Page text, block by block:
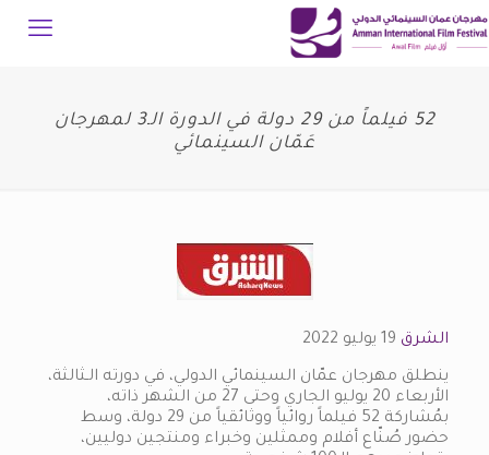
52 فيلماً من 29 دولة في الدورة الـ3 لمهرجان
عَمّان السينمائي
الشرق 19 يوليو 2022
ينطلق مهرجان عمّان السينمائي الدولي، في دورته الـثالثة،
الأربعاء 20 يوليو الجاري وحتى 27 من الشهر ذاته،
بمُشاركة 52 فيلماً روائياً ووثائقياً من 29 دولة، وسط
حضور صُنّاع أفلام وممثلين وخبراء ومنتجين دوليين،